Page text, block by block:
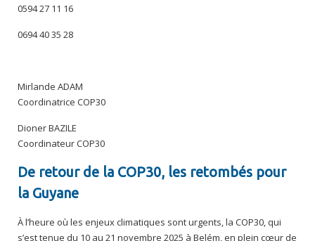
0594 27 11 16
0694 40 35 28
Mirlande ADAM
Coordinatrice COP30
Dioner BAZILE
Coordinateur COP30
De retour de la COP30, les retombés pour
la Guyane
À l’heure où les enjeux climatiques sont urgents, la COP30, qui
s’est tenue du 10 au 21 novembre 2025 à Belém, en plein cœur de